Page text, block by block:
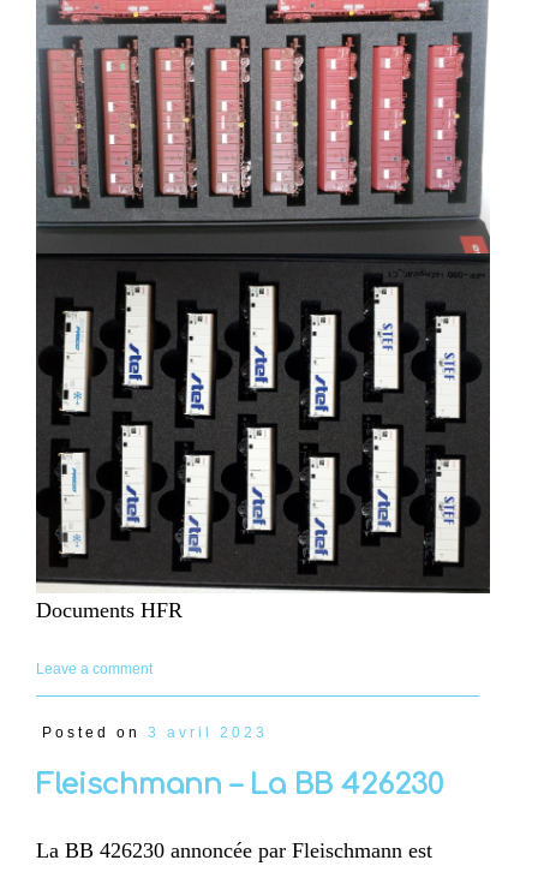
Documents HFR
Leave a comment
Posted on 3 avril 2023
Fleischmann – La BB 426230
La BB 426230 annoncée par Fleischmann est